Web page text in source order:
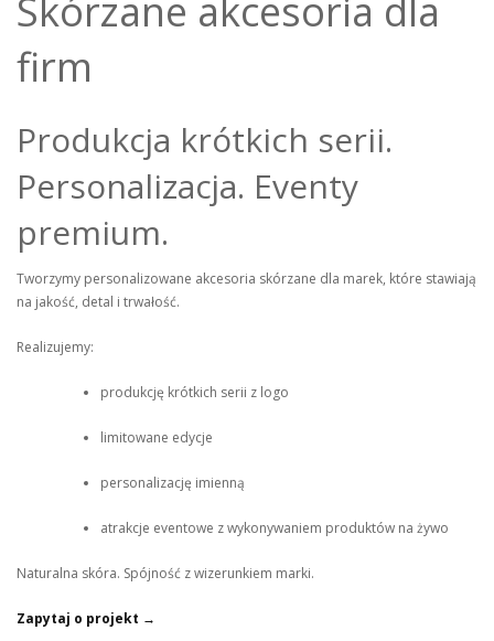
Skórzane akcesoria dla
firm
Produkcja krótkich serii.
Personalizacja. Eventy
premium.
Tworzymy personalizowane akcesoria skórzane dla marek, które stawiają
na jakość, detal i trwałość.
Realizujemy:
produkcję krótkich serii z logo
limitowane edycje
personalizację imienną
atrakcje eventowe z wykonywaniem produktów na żywo
Naturalna skóra. Spójność z wizerunkiem marki.
Zapytaj o projekt →